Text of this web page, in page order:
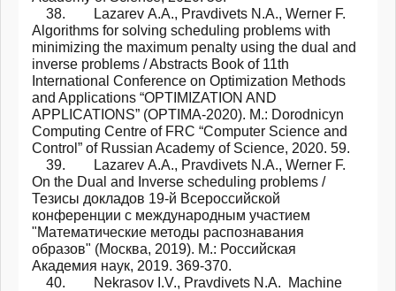
38. Lazarev А.А., Pravdivets N.A., Werner F.
Algorithms for solving scheduling problems with
minimizing the maximum penalty using the dual and
inverse problems / Abstracts Book of 11th
International Conference on Optimization Methods
and Applications “OPTIMIZATION AND
APPLICATIONS” (OPTIMA-2020). М.: Dorodnicyn
Computing Centre of FRC “Computer Science and
Control” of Russian Academy of Science, 2020. 59.
39. Lazarev А.А., Pravdivets N.A., Werner F.
On the Dual and Inverse scheduling problems /
Тезисы докладов 19-й Всероссийской
конференции с международным участием
"Математические методы распознавания
образов" (Москва, 2019). М.: Российская
Академия наук, 2019. 369-370.
40. Nekrasov I.V., Pravdivets N.A. Machine